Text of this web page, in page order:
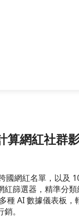
算網紅社群
國網紅名單，以及
紅篩選器，精準分類
種 AI 數據儀表板，
。